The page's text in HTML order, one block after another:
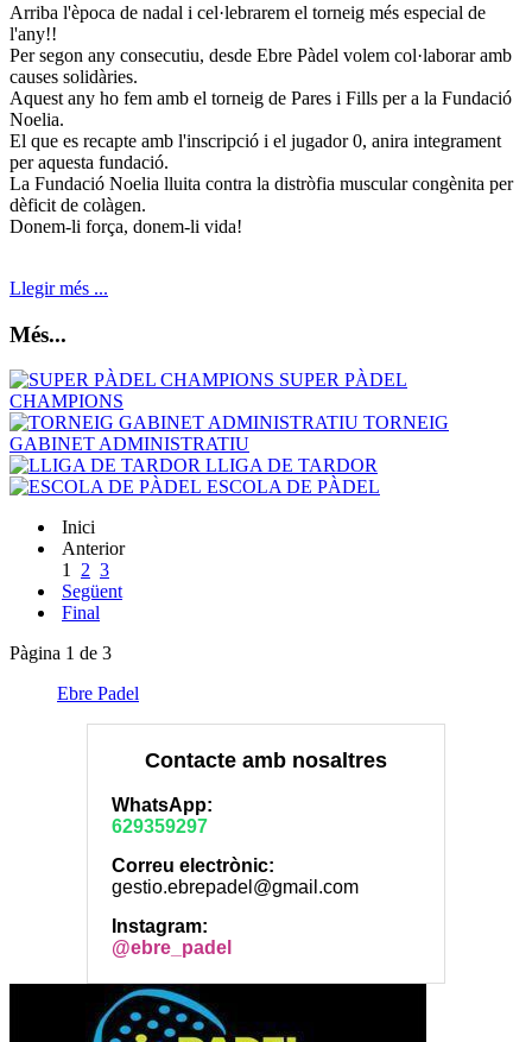
Arriba l'època de nadal i cel·lebrarem el torneig més especial de
l'any!!
Per segon any consecutiu, desde Ebre Pàdel volem col·laborar amb
causes solidàries.
Aquest any ho fem amb el torneig de Pares i Fills per a la Fundació
Noelia.
El que es recapte amb l'inscripció i el jugador 0, anira integrament
per aquesta fundació.
La Fundació Noelia lluita contra la distròfia muscular congènita per
dèficit de colàgen.
Donem-li força, donem-li vida!
Llegir més ...
Més...
SUPER PÀDEL
CHAMPIONS
TORNEIG
GABINET ADMINISTRATIU
LLIGA DE TARDOR
ESCOLA DE PÀDEL
Inici
Anterior
1
2 3
Següent
Final
Pàgina 1 de 3
Ebre Padel
Contacte amb nosaltres
WhatsApp:
629359297
Correu electrònic:
gestio.ebrepadel@gmail.com
Instagram:
@ebre_padel